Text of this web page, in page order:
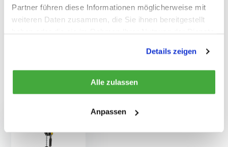
Partner führen diese Informationen möglicherweise mit
weiteren Daten zusammen, die Sie ihnen bereitgestellt
Details zeigen
Alle zulassen
Anpassen
Bewertungen
Kürzlich gesehen